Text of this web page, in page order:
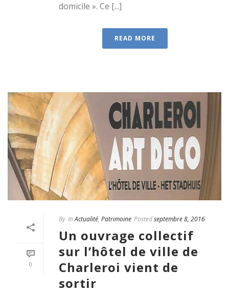
domicile ». Ce [...]
READ MORE
0
By In Actualité, Patrimoine Postedseptembre 8, 2016
Un ouvrage collectif
sur l’hôtel de ville de
Charleroi vient de
sortir